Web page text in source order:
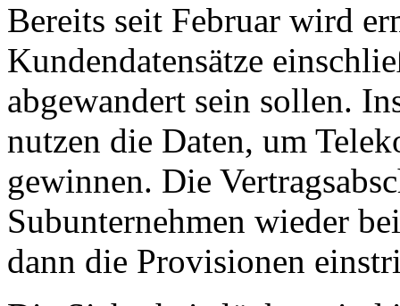
Bereits seit Februar wird
Kundendatensätze
abgewandert sein sollen.
nutzen die Daten, um
gewinnen. Die
Subunternehmen wieder
dann die Provisionen